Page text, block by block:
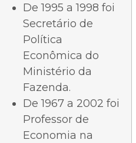
De 1995 a 1998 foi
Secretário de
Política
Econômica do
Ministério da
Fazenda.
De 1967 a 2002 foi
Professor de
Economia na